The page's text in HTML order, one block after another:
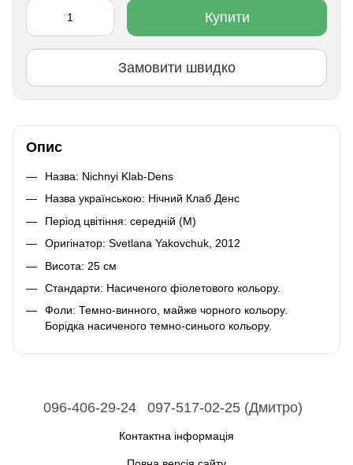
Купити
Замовити швидко
Опис
Назва: Nichnyi Klab-Dens
Назва українською: Нічний Клаб Денс
Період цвітіння: середній (М)
Оригінатор: Svetlana Yakovchuk, 2012
Висота: 25 см
Стандарти: Насиченого фіолетового кольору.
Фоли: Темно-винного, майже чорного кольору.
Борідка насиченого темно-синього кольору.
096-406-29-24 097-517-02-25 (Дмитро)
Контактна інформація